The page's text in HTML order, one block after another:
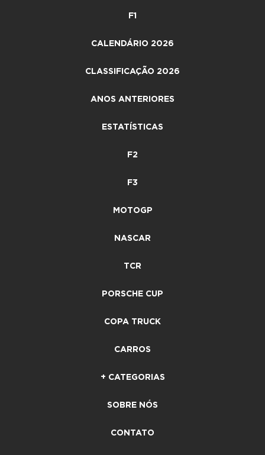
F1
CALENDÁRIO 2026
CLASSIFICAÇÃO 2026
ANOS ANTERIORES
ESTATÍSTICAS
F2
F3
MOTOGP
NASCAR
TCR
PORSCHE CUP
COPA TRUCK
CARROS
+ CATEGORIAS
SOBRE NÓS
CONTATO